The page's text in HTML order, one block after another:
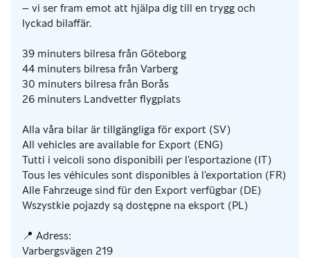
– vi ser fram emot att hjälpa dig till en trygg och
lyckad bilaffär.
39 minuters bilresa från Göteborg
44 minuters bilresa från Varberg
30 minuters bilresa från Borås
26 minuters Landvetter flygplats
Alla våra bilar är tillgängliga för export (SV)
All vehicles are available for Export (ENG)
Tutti i veicoli sono disponibili per l'esportazione (IT)
Tous les véhicules sont disponibles à l'exportation (FR)
Alle Fahrzeuge sind für den Export verfügbar (DE)
Wszystkie pojazdy są dostępne na eksport (PL)
📍 Adress:
Varbergsvägen 219